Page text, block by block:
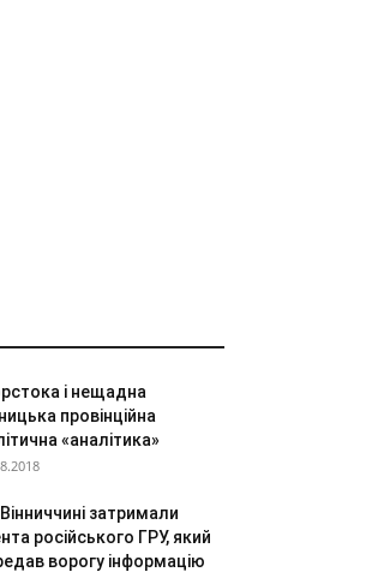
і нещадна
провінційна
«аналітика»
затримали
російського ГРУ, який
ворогу інформацію